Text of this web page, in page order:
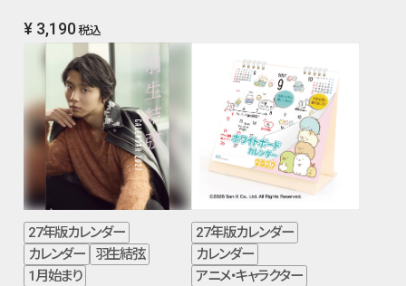
¥ 3,190 税込
27年版カレンダー
カレンダー
羽生結弦
1月始まり
27年版カレンダー
カレンダー
アニメ・キャラクター